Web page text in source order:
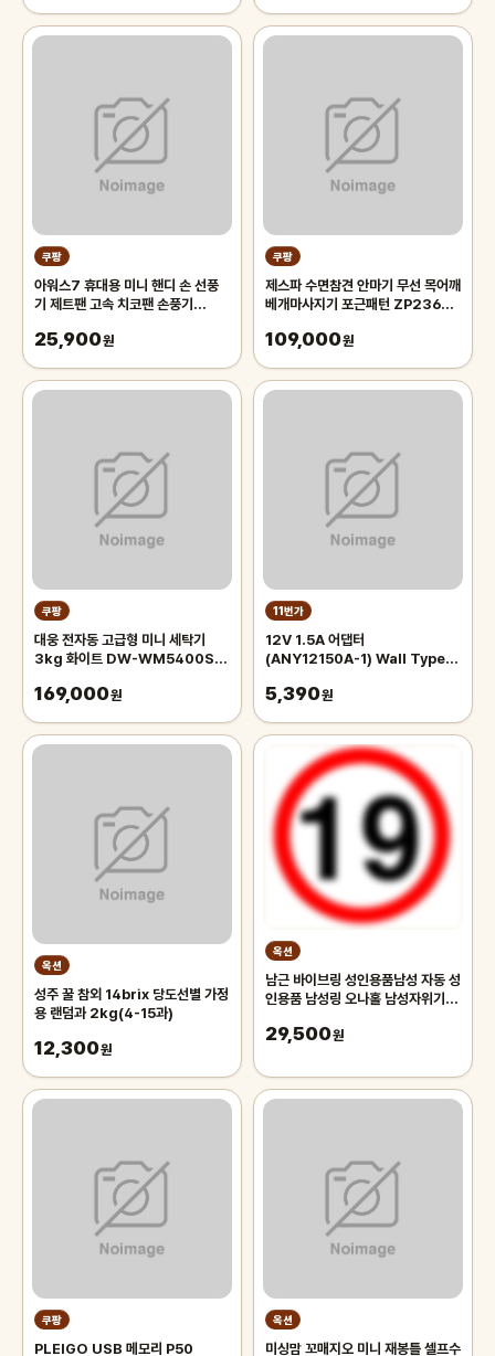
쿠팡
아워스7 휴대용 미니 핸디 손 선풍
기 제트팬 고속 치코팬 손풍기
(OFN1A1SW)
25,900원
쿠팡
제스파 수면참견 안마기 무선 목어깨
베개마사지기 포근패턴 ZP2360,
109,000원
쿠팡
대웅 전자동 고급형 미니 세탁기
3kg 화이트 DW-WM5400SJ,
169,000원
11번가
12V 1.5A 어댑터
(ANY12150A-1) Wall Type 벽
치/12V1.5A 충전기 아답터
5,390원
옥션
성주 꿀 참외 14brix 당도선별 가정
용 랜덤과 2kg(4-15과)
12,300원
옥션
남근 바이브링 성인용품남성 자동 성
인용품 남성링 오나홀 남성자위기구
29,500원
쿠팡
PLEIGO USB 메모리 P50
옥션
미싱맘 꼬매지오 미니 재봉틀 셀프수